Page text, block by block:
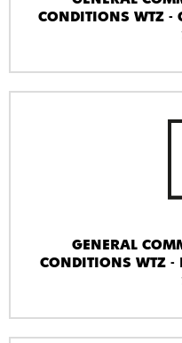
CONDITIONS WTZ -
GENERAL
CONDITIONS WTZ -